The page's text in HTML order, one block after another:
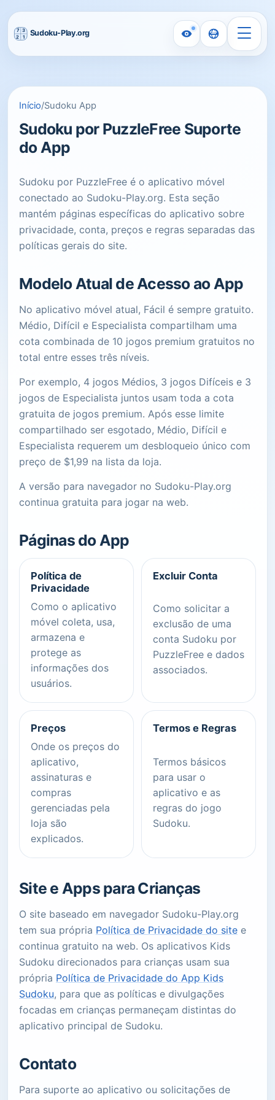
Início/Sudoku App
Sudoku por PuzzleFree Suporte
do App
Sudoku por PuzzleFree é o aplicativo móvel
conectado ao Sudoku-Play.org. Esta seção
mantém páginas específicas do aplicativo sobre
privacidade, conta, preços e regras separadas das
políticas gerais do site.
Modelo Atual de Acesso ao App
No aplicativo móvel atual, Fácil é sempre gratuito.
Médio, Difícil e Especialista compartilham uma
cota combinada de 10 jogos premium gratuitos no
total entre esses três níveis.
Por exemplo, 4 jogos Médios, 3 jogos Difíceis e 3
jogos de Especialista juntos usam toda a cota
gratuita de jogos premium. Após esse limite
compartilhado ser esgotado, Médio, Difícil e
Especialista requerem um desbloqueio único com
preço de $1,99 na lista da loja.
A versão para navegador no Sudoku-Play.org
continua gratuita para jogar na web.
Páginas do App
Política de
Privacidade
Como o aplicativo
móvel coleta, usa,
armazena e
protege as
informações dos
usuários.
Excluir Conta
Como solicitar a
exclusão de uma
conta Sudoku por
PuzzleFree e dados
associados.
Preços
Onde os preços do
aplicativo,
assinaturas e
compras
gerenciadas pela
loja são
explicados.
Termos e Regras
Termos básicos
para usar o
aplicativo e as
regras do jogo
Sudoku.
Site e Apps para Crianças
O site baseado em navegador Sudoku-Play.org
tem sua própria Política de Privacidade do site e
continua gratuito na web. Os aplicativos Kids
Sudoku direcionados para crianças usam sua
própria Política de Privacidade do App Kids
Sudoku, para que as políticas e divulgações
focadas em crianças permaneçam distintas do
aplicativo principal de Sudoku.
Contato
Para suporte ao aplicativo ou solicitações de